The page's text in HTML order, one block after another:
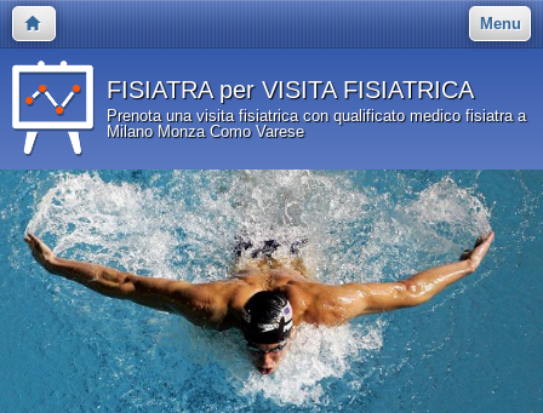
Menu
FISIATRA per VISITA FISIATRICA
Prenota una visita fisiatrica con qualificato medico fisiatra a
Milano Monza Como Varese